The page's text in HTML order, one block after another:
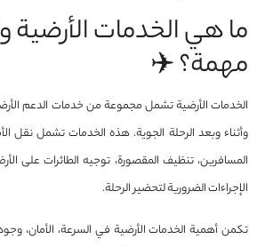
ما هي الخدمات الأرضية
مهمة؟ ✈️
الخدمات الأرضية تشمل مجموعة من خدمات الدعم
وأثناء وبعد الرحلة الجوية. هذه الخدمات تشمل نقل
المسافرين، تنظيف المقصورة، توجيه الطائرات على
الإجراءات الضرورية لتحضير الرحلة.
تكمن أهمية الخدمات الأرضية في السرعة، الأمان،